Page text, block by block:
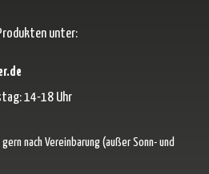
unter:
14-18 Uhr
nach Vereinbarung (außer Sonn- und